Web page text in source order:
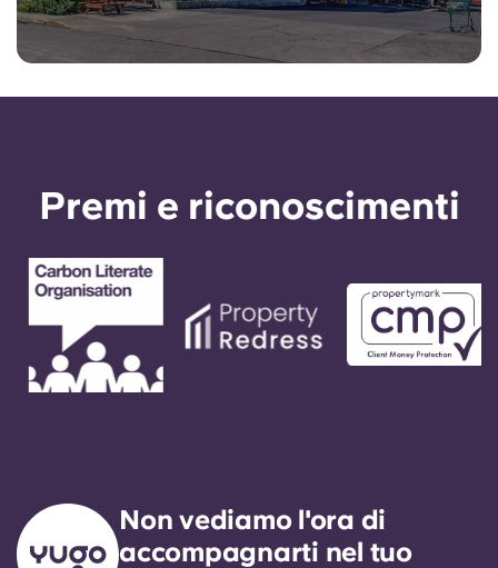
Premi e riconoscimenti
Non vediamo l'ora di
accompagnarti nel tuo